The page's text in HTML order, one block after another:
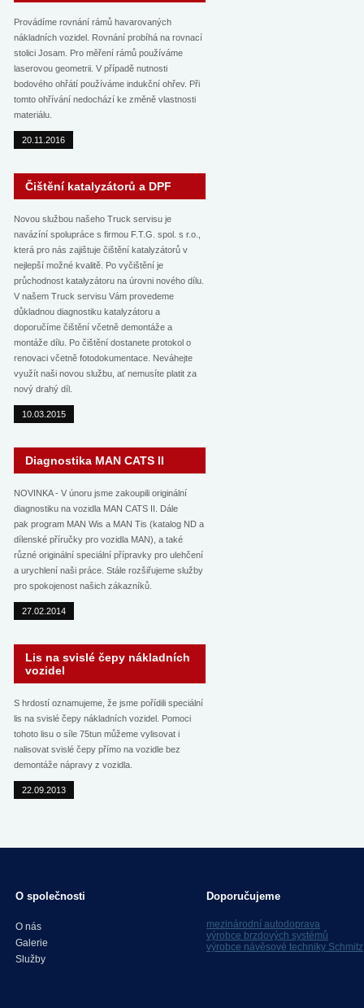
Provádíme rovnání rámů havarovaných
nákladních vozidel. Rovnání probíhá na rovnací
stolici Josam. Pro měření rámů používáme
laserovou geometrii. V případě nutnosti
bodového ohřátí používáme indukční ohřev. Při
tomto ohřívání nedochází ke změně vlastnosti
materiálu.
20.11.2016
Čištění katalyzátorů a DPF
Novou službou našeho Truck servisu je
navázíní spolupráce s firmou F.T.G. spol. s r.o.,
která pro nás zajištuje čištění katalyzátorů v
nejlepší možné kvalitě. Po vyčištění je
průchodnost katalyzátoru na úrovni nového dílu.
V našem Truck servisu Vám provedeme
důkladnou diagnostiku katalyzátoru a
doporučíme čištění včetně demontáže a
montáže dílu. Po čištění dostanete protokol o
renovaci včetně fotodokumentace. Neváhejte
využít naši novou službu, ať nemusíte platit za
nový drahý díl.
10.03.2015
Diagnostika MAN CATS II
NOVINKA - V únoru jsme zakoupili originální
diagnostiku na vozidla MAN CATS II. Dále
pak program MAN Wis a MAN Tis (katalog ND a
dílenské příručky pro vozidla MAN), a také
různé originální speciální přípravky pro ulehčení
a urychlení naši práce. Stále rozšiřujeme služby
pro spokojenost našich zákazníků.
27.02.2014
Lis na svislé čepy nákladních
vozidel
S hrdostí oznamujeme, že jsme pořídili speciální
lis na svislé čepy nákladních vozidel. Pomoci
tohoto lisu o síle 75tun můžeme vylisovat i
nalisovat svislé čepy přímo na vozidle bez
demontáže nápravy z vozidla.
22.09.2013
O společnosti
O nás
Galerie
Služby
Doporučujeme
mezinárodní autodoprava
výrobce brzdových systémů
výrobce návěsové techniky Schmitz